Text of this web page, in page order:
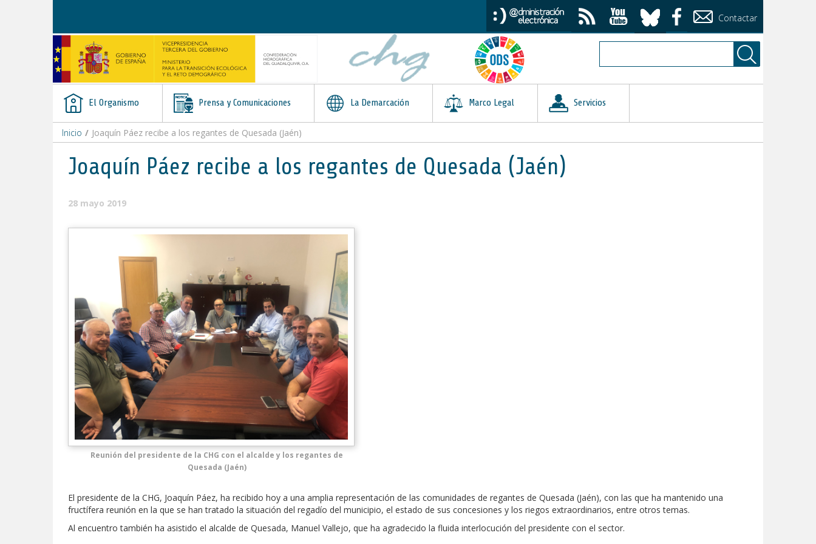
Contactar
El Organismo Prensa y Comunicaciones La Demarcación Marco Legal Servicios
Inicio / Joaquín Páez recibe a los regantes de Quesada (Jaén)
Joaquín Páez recibe a los regantes de Quesada (Jaén)
28 mayo 2019
Reunión del presidente de la CHG con el alcalde y los regantes de
Quesada (Jaén)
El presidente de la CHG, Joaquín Páez, ha recibido hoy a una amplia representación de las comunidades de regantes de Quesada (Jaén), con las que ha mantenido una
fructífera reunión en la que se han tratado la situación del regadío del municipio, el estado de sus concesiones y los riegos extraordinarios, entre otros temas.
Al encuentro también ha asistido el alcalde de Quesada, Manuel Vallejo, que ha agradecido la fluida interlocución del presidente con el sector.